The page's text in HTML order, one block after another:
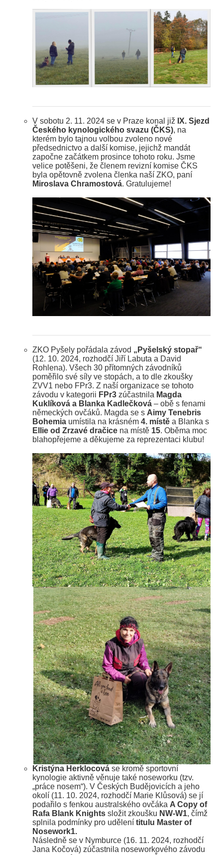
V sobotu 2. 11. 2024 se v Praze konal již IX. Sjezd
Českého kynologického svazu (ČKS), na
kterém bylo tajnou volbou zvoleno nové
předsednictvo a další komise, jejichž mandát
započne začátkem prosince tohoto roku. Jsme
velice potěšeni, že členem revizní komise ČKS
byla opětovně zvolena členka naší ZKO, paní
Miroslava Chramostová. Gratulujeme!
ZKO Pyšely pořádala závod „Pyšelský stopař“
(12. 10. 2024, rozhodčí Jiří Labuta a David
Rohlena). Všech 30 přítomných závodníků
poměřilo své síly ve stopách, a to dle zkoušky
ZVV1 nebo FPr3. Z naší organizace se tohoto
závodu v kategorii FPr3 zúčastnila Magda
Kuklíková a Blanka Kadlečková – obě s fenami
německých ovčáků. Magda se s Aimy Tenebris
Bohemia umístila na krásném4. místě a Blanka s
Ellie od Zrzavé dračice na místě 15. Oběma moc
blahopřejeme a děkujeme za reprezentaci klubu!
Kristýna Herklocová se kromě sportovní
kynologie aktivně věnuje také noseworku (tzv.
„práce nosem“). V Českých Budějovicích a jeho
okolí (11. 10. 2024, rozhodčí Marie Klůsová) se jí
podařilo s fenkou australského ovčáka A Copy of
Rafa Blank Knights složit zkoušku NW-W1, čímž
splnila podmínky pro udělenítitulu Master of
Nosework1.
Následně se v Nymburce (16. 11. 2024, rozhodčí
Jana Kočová) zúčastnila noseworkového závodu